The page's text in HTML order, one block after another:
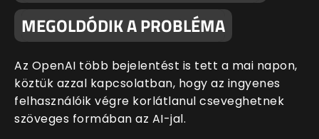
MEGOLDÓDIK A PROBLÉMA
Az OpenAI több bejelentést is tett a mai napon,
köztük azzal kapcsolatban, hogy az ingyenes
felhasználóik végre korlátlanul cseveghetnek
szöveges formában az AI-jal.